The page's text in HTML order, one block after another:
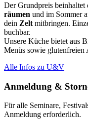
Der Grundpreis
räumen und im Sommer
dein Zelt mitbringen.
buchbar.
Unsere Küche bietet aus
Menüs sowie glutenfreien
Alle Infos zu U&V
Anmeldung &
Für alle Seminare,
Anmeldung erforderlich.